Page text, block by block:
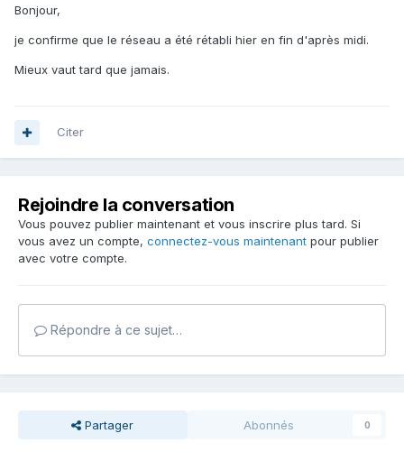
Bonjour,
je confirme que le réseau a été rétabli hier en fin d'après midi.
Mieux vaut tard que jamais.
Citer
Rejoindre la conversation
Vous pouvez publier maintenant et vous inscrire plus tard. Si
vous avez un compte, connectez-vous maintenant pour publier
avec votre compte.
Répondre à ce sujet…
Partager Abonnés 0